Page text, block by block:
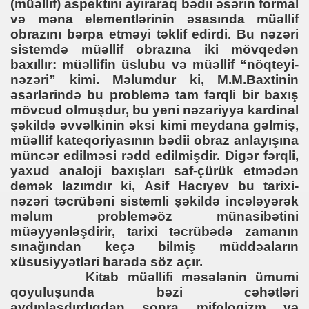
(müəllif) aspektini ayıraraq bədii əsərin formal
və məna elementlərinin əsasında müəllif
obrazını bərpa etməyi təklif edirdi. Bu nəzəri
sistemdə müəllif obrazına iki mövqedən
baxıllır: müəllifin üslubu və müəllif “nöqteyi-
nəzəri” kimi. Məlumdur ki, M.M.Baxtinin
əsərlərində bu problemə tam fərqli bir baxış
mövcud olmuşdur, bu yeni nəzəriyyə kardinal
şəkildə əvvəlkinin əksi kimi meydana gəlmiş,
müəllif kateqoriyasının bədii obraz anlayışına
müncər edilməsi rədd edilmişdir. Digər fərqli,
yaxud analoji baxışları saf-çürük etmədən
demək lazımdır ki, Asif Hacıyev bu tarixi-
nəzəri təcrübəni sistemli şəkildə incələyərək
məlum probleməöz münasibətini
müəyyənləşdirir, tarixi təcrübədə zamanın
sınağından keçə bilmiş müddəaların
xüsusiyyətləri barədə söz açır.
Kitab müəllifi məsələnin ümumi
qoyuluşunda bəzi cəhətləri